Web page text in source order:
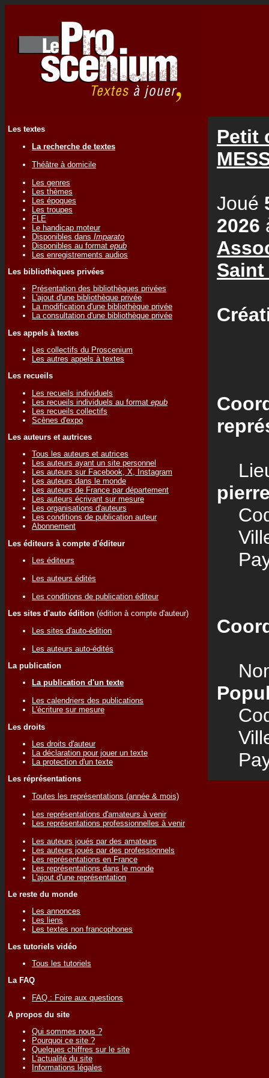
Les textes
La recherche de textes
Théâtre à domicile
Les genres
Les thèmes
Les époques
Les troupes
FLE
Le handicap moteur
Disponibles dans Imparato
Disponibles au format epub
Les enregistrements audios
Les bibliothèques privées
Présentation des bibliothèques privées
L'ajout d'une bibliothèque privée
La modification d'une bibliothèque privée
La consultation d'une bibliothèque privée
Les appels à textes
Les collectifs du Proscenium
Les autres appels à textes
Les recueils
Les recueils individuels
Les recueils individuels au format epub
Les recueils collectifs
Scènes d'expo
Les auteurs et autrices
Tous les auteurs et autrices
Les auteurs ayant un site personnel
Les auteurs sur Facebook, X, Instagram
Les auteurs dans le monde
Les auteurs de France par département
Les auteurs écrivant sur mesure
Les organisations d'auteurs
Les conditions de publication auteur
Abonnement
Les éditeurs à compte d'éditeur
Les éditeurs
Les auteurs édités
Les conditions de publication éditeur
Les sites d'auto édition (édition à compte d'auteur)
Les sites d'auto-édition
Les auteurs auto-édités
La publication
La publication d'un texte
Les calendriers des publications
L'écriture sur mesure
Les droits
Les droits d'auteur
La déclaration pour jouer un texte
La protection d'un texte
Les réprésentations
Toutes les représentations (année & mois)
Les représentations d'amateurs à venir
Les représentations professionnelles à venir
Les auteurs joués par des amateurs
Les auteurs joués par des professionnels
Les représentations en France
Les représentations dans le monde
L'ajout d'une représentation
Le reste du monde
Les annonces
Les liens
Les textes non francophones
Les tutoriels vidéo
Tous les tutoriels
La FAQ
FAQ : Foire aux questions
A propos du site
Qui sommes nous ?
Pourquoi ce site ?
Quelques chiffres sur le site
L'actualité du site
Informations légales
Petit
Joué
2026